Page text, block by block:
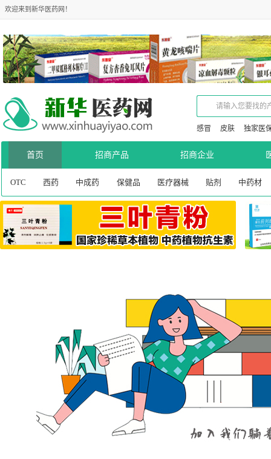
欢迎来到新华医药网！
感冒 皮肤 独家医
首页 招商产品 招商企业
OTC 西药 中成药 保健品 医疗器械 贴剂 中药材